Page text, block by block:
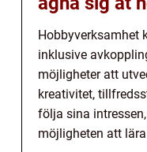
Hobbyverksamhet
inklusive
möjligheter att
kreativitet,
följa sina
möjligheten att